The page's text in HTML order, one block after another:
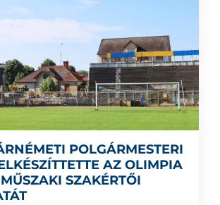
POLGÁRMESTERI
AZ OLIMPIA
SZAKÉRTŐI